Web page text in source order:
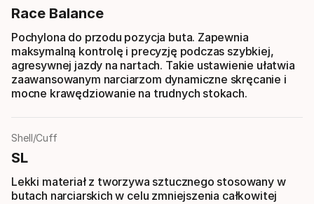
Race Balance
Pochylona do przodu pozycja buta. Zapewnia
maksymalną kontrolę i precyzję podczas szybkiej,
agresywnej jazdy na nartach. Takie ustawienie ułatwia
zaawansowanym narciarzom dynamiczne skręcanie i
mocne krawędziowanie na trudnych stokach.
Shell/Cuff
SL
Lekki materiał z tworzywa sztucznego stosowany w
butach narciarskich w celu zmniejszenia całkowitej